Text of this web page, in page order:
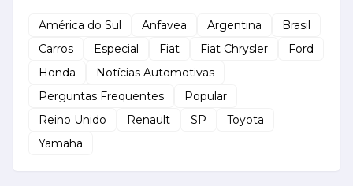
América do Sul Anfavea Argentina
Brasil
Carros
Especial Fiat Fiat Chrysler
Ford
Honda
Notícias Automotivas
Perguntas Frequentes
Popular
Reino Unido
Renault SP
Toyota
Yamaha